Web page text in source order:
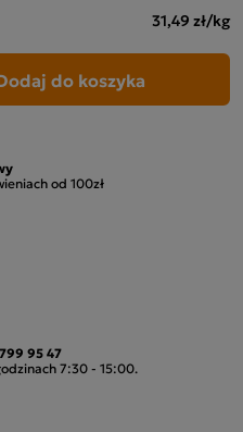
31,49 zł/kg
do koszyka
od 100zł
95 47
7:30 - 15:00.